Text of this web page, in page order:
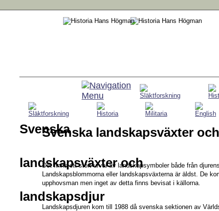
Svenska landskapsväxter
Det finns ett stort urval av landskapsymboler både från
Landskapsblommorna eller landskapsväxterna är äldst. De
upphovsman men inget av detta finns bevisat i källorna.
Landskapsdjuren kom till 1988 då svenska sektionen av
Svenska
landskapsväxter och
landskapsdjur